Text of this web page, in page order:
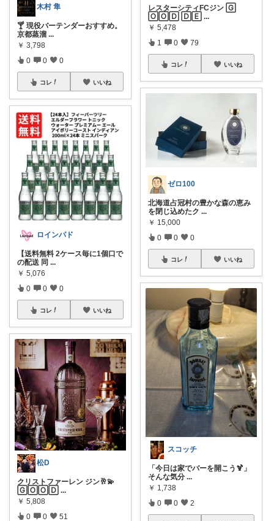
木村 隼
🍸 現役バーテンダーおすすめ。
京都蒸溜 ...
￥ 3,798
0 0 0
コレ いいね
ロインパド
【送料無料 2ケース毎に1個口で
の配送 同 ...
￥ 5,076
0 0 0
コレ いいね
松D
クリストファーレン ジン🥂💫
🄶🄾🄾🄳 ...
￥ 5,808
0 0 51
レスターシティFCジン 🄶
🄾🄾🄳 🄳🄴 ...
￥ 5,478
1 0 79
コレ いいね
ゼロ100
北海道占冠村の豊かな森の恵み
を閉じ込めたク ...
￥ 15,000
0 0 0
コレ いいね
スコッチ
​「今日は家でバーを開こう🍹」
そんな気分 ...
￥ 1,738
0 0 2